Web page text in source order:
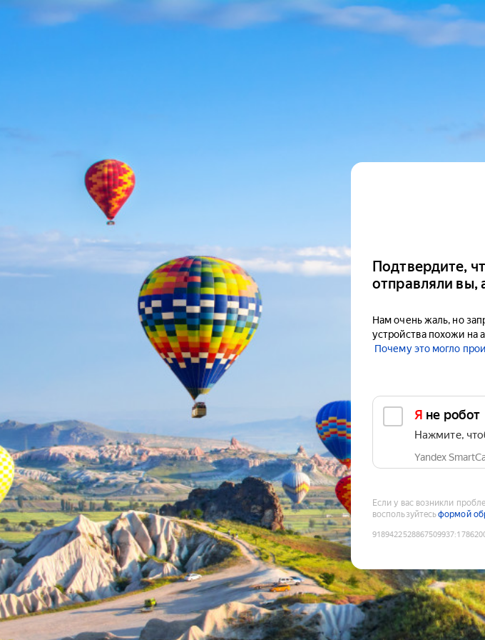
Подтвердите,
отправляли вы,
Нам очень жаль, но
устройства похожи на
Почему это могло
Я не робот
Нажмите,
Yandex
Если у вас возникли
воспользуйтесьформой
9189422528867509937: